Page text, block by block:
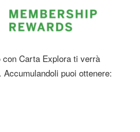
con Carta Explora ti verrà
puoi ottenere: